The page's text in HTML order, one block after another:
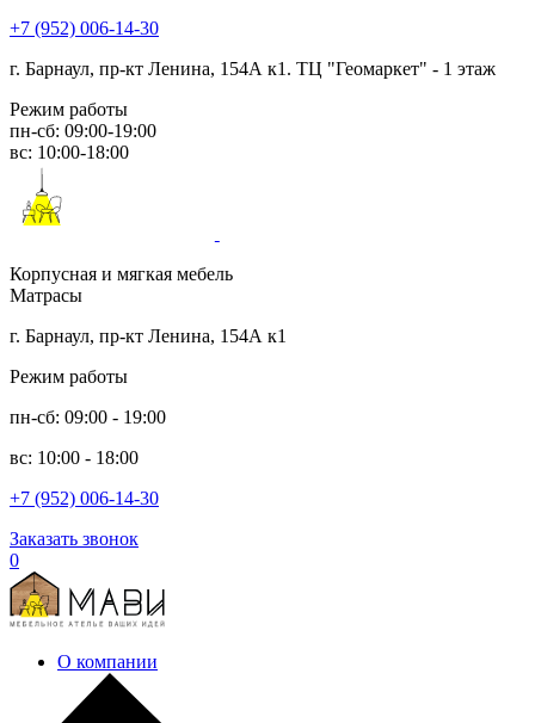
+7 (952) 006-14-30
г. Барнаул, пр-кт Ленина, 154А к1. ТЦ "Геомаркет" - 1 этаж
Режим работы
пн-сб: 09:00-19:00
вс: 10:00-18:00
Корпусная и мягкая мебель
Матрасы
г. Барнаул, пр-кт Ленина, 154А к1
Режим работы
пн-сб: 09:00 - 19:00
вс: 10:00 - 18:00
+7 (952) 006-14-30
Заказать звонок
0
О компании